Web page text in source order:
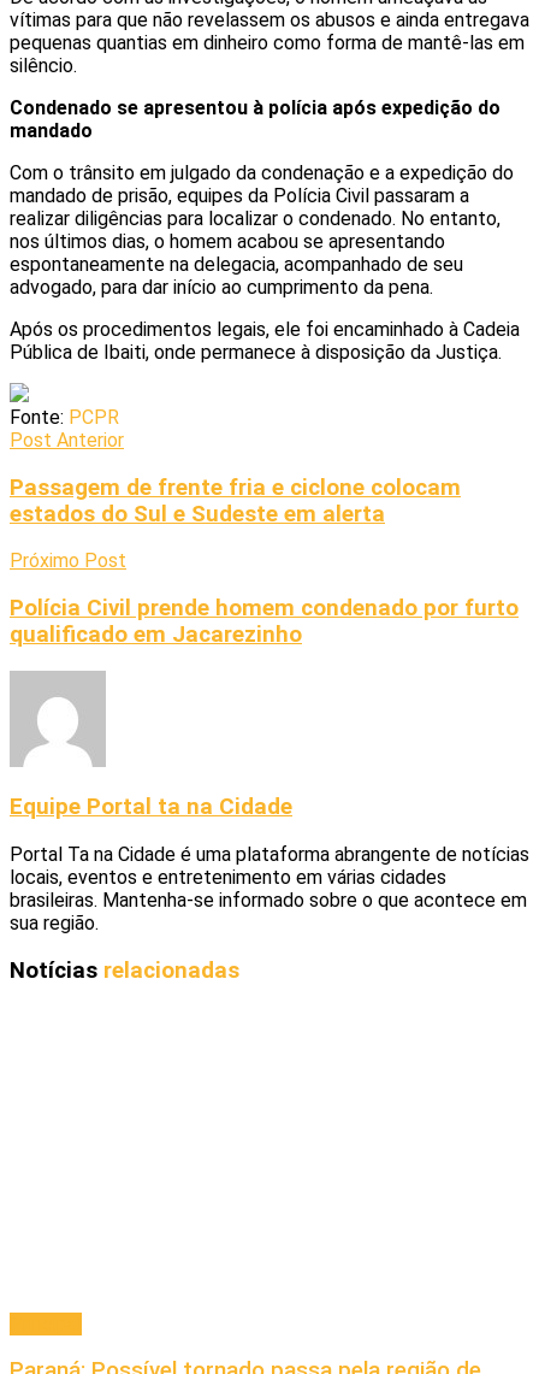
vítimas para que não revelassem os abusos e ainda entregava
pequenas quantias em dinheiro como forma de mantê-las em
silêncio.
Condenado se apresentou à polícia após expedição do
mandado
Com o trânsito em julgado da condenação e a expedição do
mandado de prisão, equipes da Polícia Civil passaram a
realizar diligências para localizar o condenado. No entanto,
nos últimos dias, o homem acabou se apresentando
espontaneamente na delegacia, acompanhado de seu
advogado, para dar início ao cumprimento da pena.
Após os procedimentos legais, ele foi encaminhado à Cadeia
Pública de Ibaiti, onde permanece à disposição da Justiça.
Fonte: PCPR
Post Anterior
Passagem de frente fria e ciclone colocam
estados do Sul e Sudeste em alerta
Próximo Post
Polícia Civil prende homem condenado por furto
qualificado em Jacarezinho
Equipe Portal ta na Cidade
Portal Ta na Cidade é uma plataforma abrangente de notícias
locais, eventos e entretenimento em várias cidades
brasileiras. Mantenha-se informado sobre o que acontece em
sua região.
Notícias relacionadas